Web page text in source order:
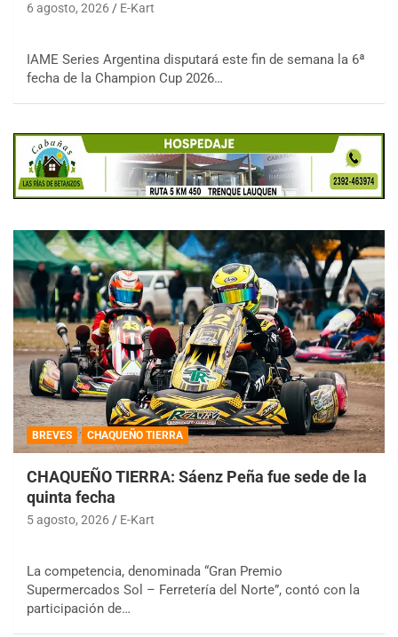
6 agosto, 2026 E-Kart
IAME Series Argentina disputará este fin de semana la 6ª
fecha de la Champion Cup 2026…
BREVES CHAQUEÑO TIERRA
CHAQUEÑO TIERRA: Sáenz Peña fue sede de la
quinta fecha
5 agosto, 2026 E-Kart
La competencia, denominada “Gran Premio
Supermercados Sol – Ferretería del Norte”, contó con la
participación de…